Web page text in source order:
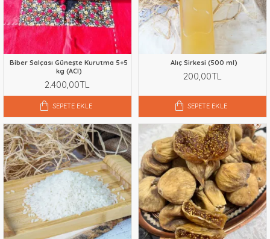
Biber Salçası Güneşte Kurutma 5+5
kg (ACI)
2.400,00TL
SEPETE EKLE
Alıç Sirkesi (500 ml)
200,00TL
SEPETE EKLE